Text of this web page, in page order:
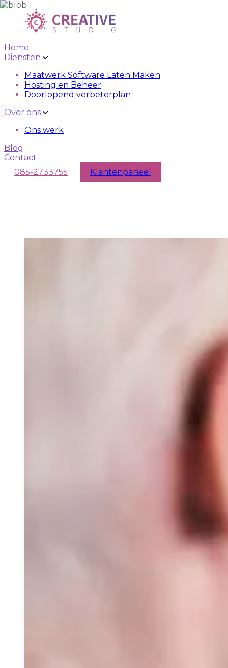
Skip to main content Skip to navigation
Home
Diensten
Maatwerk Software Laten Maken
Hosting en Beheer
Doorlopend verbeterplan
Over ons
Ons werk
Blog
Contact
085-2733755
Klantenpaneel